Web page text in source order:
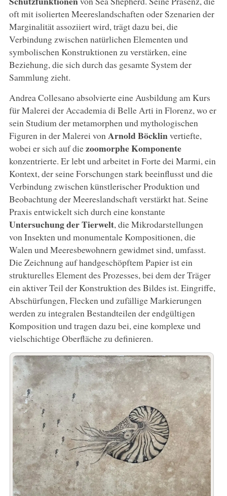
oft mit isolierten Meereslandschaften oder Szenarien der
Marginalität assoziiert wird, trägt dazu bei, die
Verbindung zwischen natürlichen Elementen und
symbolischen Konstruktionen zu verstärken, eine
Beziehung, die sich durch das gesamte System der
Sammlung zieht.
Andrea Collesano absolvierte eine Ausbildung am Kurs
für Malerei der Accademia di Belle Arti in Florenz, wo er
sein Studium der metamorphen und mythologischen
Figuren in der Malerei von Arnold Böcklinvertiefte,
wobei er sich auf diezoomorphe Komponente
konzentrierte. Er lebt und arbeitet in Forte dei Marmi, ein
Kontext, der seine Forschungen stark beeinflusst und die
Verbindung zwischen künstlerischer Produktion und
Beobachtung der Meereslandschaft verstärkt hat. Seine
Praxis entwickelt sich durch eine konstante
Untersuchung der Tierwelt, die Mikrodarstellungen
von Insekten und monumentale Kompositionen, die
Walen und Meeresbewohnern gewidmet sind, umfasst.
Die Zeichnung auf handgeschöpftem Papier ist ein
strukturelles Element des Prozesses, bei dem der Träger
ein aktiver Teil der Konstruktion des Bildes ist. Eingriffe,
Abschürfungen, Flecken und zufällige Markierungen
werden zu integralen Bestandteilen der endgültigen
Komposition und tragen dazu bei, eine komplexe und
vielschichtige Oberfläche zu definieren.